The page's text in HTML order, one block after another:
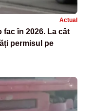
Actual
fac în 2026. La cât
permisul pe